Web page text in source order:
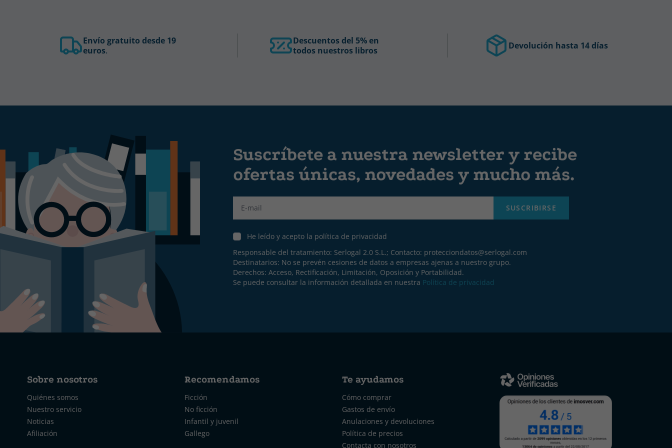
Envío gratuito desde 19
euros.
Descuentos del 5% en
todos nuestros libros
Devolución hasta 14 días
Suscríbete a nuestra newsletter y recibe
ofertas únicas, novedades y mucho más.
SUSCRIBIRSE
He leído y acepto la política de privacidad
Responsable del tratamiento: Serlogal 2.0 S.L.; Contacto: protecciondatos@serlogal.com
Destinatarios: No se prevén cesiones de datos a empresas ajenas a nuestro grupo.
Derechos: Acceso, Rectificación, Limitación, Oposición y Portabilidad.
Se puede consultar la información detallada en nuestra Política de privacidad
Sobre nosotros
Quiénes somos
Nuestro servicio
Noticias
Afiliación
Recomendamos
Ficción
No ficción
Infantil y juvenil
Gallego
Te ayudamos
Cómo comprar
Gastos de envío
Anulaciones y devoluciones
Política de precios
Contacta con nosotros